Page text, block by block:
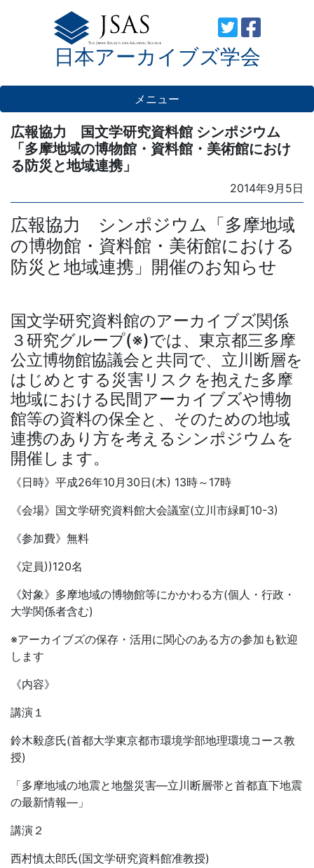
日本アーカイブズ学会
メニュー
広報協力 国文学研究資料館 シンポジウム
「多摩地域の博物館・資料館・美術館におけ
る防災と地域連携」
Posted
on
2014年9月5日
広報協力 シンポジウム「多摩地域
の博物館・資料館・美術館における
防災と地域連携」開催のお知らせ
国文学研究資料館のアーカイブズ関係
３研究グループ(※)では、東京都三多摩
公立博物館協議会と共同で、立川断層を
はじめとする災害リスクを抱えた多摩
地域における民間アーカイブズや博物
館等の資料の保全と、そのための地域
連携のあり方を考えるシンポジウムを
開催します。
《日時》平成26年10月30日(木) 13時～17時
《会場》国文学研究資料館大会議室(立川市緑町10-3)
《参加費》無料
《定員))120名
《対象》多摩地域の博物館等にかかわる方(個人・行政・
大学関係者含む)
※アーカイブズの保存・活用に関心のある方の参加も歓迎
します
《内容》
講演１
鈴木毅彦氏(首都大学東京都市環境学部地理環境コース教
授)
「多摩地域の地震と地盤災害―立川断層帯と首都直下地震
の最新情報―」
講演２
西村慎太郎氏(国文学研究資料館准教授)